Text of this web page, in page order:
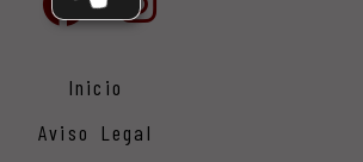
Inicio
Aviso Legal